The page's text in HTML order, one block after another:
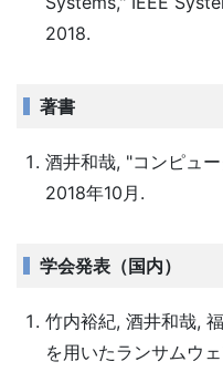
2018.
著書
酒井和哉, "コンピュ
2018年10月.
学会発表（国内）
竹内裕紀, 酒井和哉,
を用いたランサムウ